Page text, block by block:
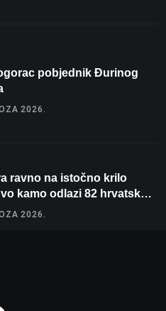
pobjednik Đurinog
2026.
ravno na istočno krilo
kamo odlazi 82 hrvatska
2026.